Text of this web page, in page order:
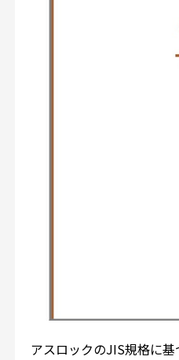
アスロックのJIS規格に